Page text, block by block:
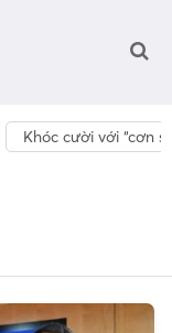
Khóc cười với “cơn